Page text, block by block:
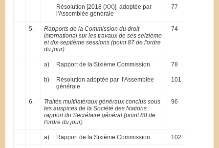
Résolution [2018 (XX)] adoptée par
l'Assemblée générale
77
5.
Rapports de la Commission du droit
international sur les travaux de ses seizième
et dix-septième sessions (point 87 de l'ordre
du jour)
74
a) Rapport de la Sixième Commission 78
b)
Résolution adoptée par l'Assemblée
générale
101
6.
Traités multilatéraux généraux conclus sous
les auspices de la Société des Nations :
rapport du Secrétaire général (point 88 de
l'ordre du jour)
96
a) Rapport de la Sixième Commission 102